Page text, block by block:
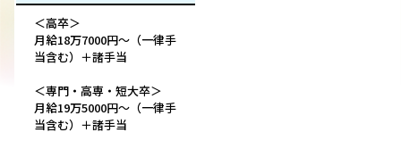
＜高卒＞
月給18万7000円～（一律手
当含む）＋諸手当
＜専門・高専・短大卒＞
月給19万5000円～（一律手
当含む）＋諸手当